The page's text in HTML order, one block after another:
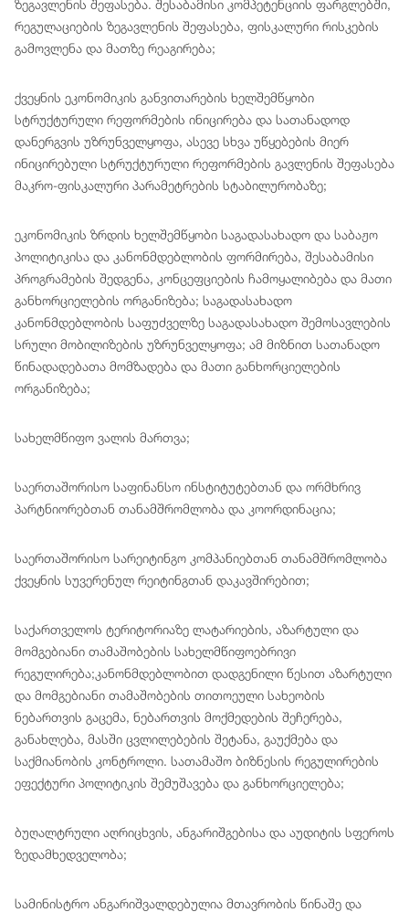
ზეგავლენის შეფასება. შესაბამისი კომპეტენციის ფარგლებში,
რეგულაციების ზეგავლენის შეფასება, ფისკალური რისკების
გამოვლენა და მათზე რეაგირება;
ქვეყნის ეკონომიკის განვითარების ხელშემწყობი
სტრუქტურული რეფორმების ინიცირება და სათანადოდ
დანერგვის უზრუნველყოფა, ასევე სხვა უწყებების მიერ
ინიცირებული სტრუქტურული რეფორმების გავლენის შეფასება
მაკრო-ფისკალური პარამეტრების სტაბილურობაზე;
ეკონომიკის ზრდის ხელშემწყობი საგადასახადო და საბაჟო
პოლიტიკისა და კანონმდებლობის ფორმირება, შესაბამისი
პროგრამების შედგენა, კონცეფციების ჩამოყალიბება და მათი
განხორციელების ორგანიზება; საგადასახადო
კანონმდებლობის საფუძველზე საგადასახადო შემოსავლების
სრული მობილიზების უზრუნველყოფა; ამ მიზნით სათანადო
წინადადებათა მომზადება და მათი განხორციელების
ორგანიზება;
სახელმწიფო ვალის მართვა;
საერთაშორისო საფინანსო ინსტიტუტებთან და ორმხრივ
პარტნიორებთან თანამშრომლობა და კოორდინაცია;
საერთაშორისო სარეიტინგო კომპანიებთან თანამშრომლობა
ქვეყნის სუვერენულ რეიტინგთან დაკავშირებით;
საქართველოს ტერიტორიაზე ლატარიების, აზარტული და
მომგებიანი თამაშობების სახელმწიფოებრივი
რეგულირება;კანონმდებლობით დადგენილი წესით აზარტული
და მომგებიანი თამაშობების თითოეული სახეობის
ნებართვის გაცემა, ნებართვის მოქმედების შეჩერება,
განახლება, მასში ცვლილებების შეტანა, გაუქმება და
საქმიანობის კონტროლი. სათამაშო ბიზნესის რეგულირების
ეფექტური პოლიტიკის შემუშავება და განხორციელება;
ბუღალტრული აღრიცხვის, ანგარიშგებისა და აუდიტის სფეროს
ზედამხედველობა;
სამინისტრო ანგარიშვალდებულია მთავრობის წინაშე და